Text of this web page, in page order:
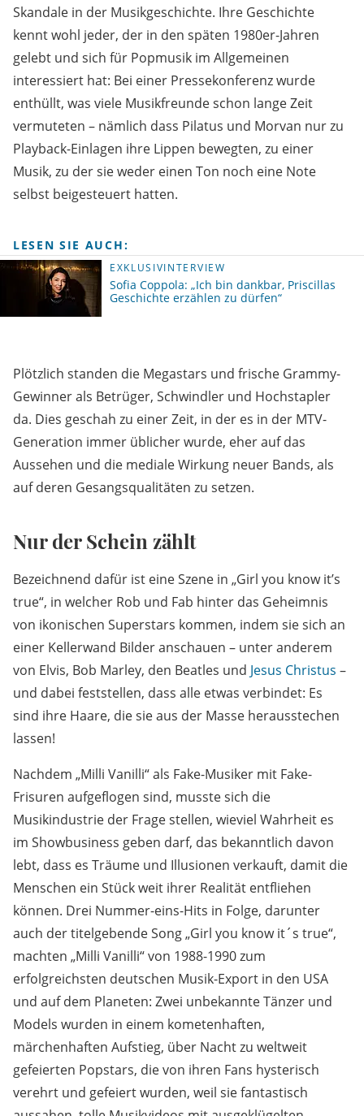
Skandale in der Musikgeschichte. Ihre Geschichte
kennt wohl jeder, der in den späten 1980er-Jahren
gelebt und sich für Popmusik im Allgemeinen
interessiert hat: Bei einer Pressekonferenz wurde
enthüllt, was viele Musikfreunde schon lange Zeit
vermuteten – nämlich dass Pilatus und Morvan nur zu
Playback-Einlagen ihre Lippen bewegten, zu einer
Musik, zu der sie weder einen Ton noch eine Note
selbst beigesteuert hatten.
LESEN SIE AUCH:
EXKLUSIVINTERVIEW
Sofia Coppola: „Ich bin dankbar, Priscillas
Geschichte erzählen zu dürfen“
Plötzlich standen die Megastars und frische Grammy-
Gewinner als Betrüger, Schwindler und Hochstapler
da. Dies geschah zu einer Zeit, in der es in der MTV-
Generation immer üblicher wurde, eher auf das
Aussehen und die mediale Wirkung neuer Bands, als
auf deren Gesangsqualitäten zu setzen.
Nur der Schein zählt
Bezeichnend dafür ist eine Szene in „Girl you know it’s
true“, in welcher Rob und Fab hinter das Geheimnis
von ikonischen Superstars kommen, indem sie sich an
einer Kellerwand Bilder anschauen – unter anderem
von Elvis, Bob Marley, den Beatles und Jesus Christus –
und dabei feststellen, dass alle etwas verbindet: Es
sind ihre Haare, die sie aus der Masse herausstechen
lassen!
Nachdem „Milli Vanilli“ als Fake-Musiker mit Fake-
Frisuren aufgeflogen sind, musste sich die
Musikindustrie der Frage stellen, wieviel Wahrheit es
im Showbusiness geben darf, das bekanntlich davon
lebt, dass es Träume und Illusionen verkauft, damit die
Menschen ein Stück weit ihrer Realität entfliehen
können. Drei Nummer-eins-Hits in Folge, darunter
auch der titelgebende Song „Girl you know it´s true“,
machten „Milli Vanilli“ von 1988-1990 zum
erfolgreichsten deutschen Musik-Export in den USA
und auf dem Planeten: Zwei unbekannte Tänzer und
Models wurden in einem kometenhaften,
märchenhaften Aufstieg, über Nacht zu weltweit
gefeierten Popstars, die von ihren Fans hysterisch
verehrt und gefeiert wurden, weil sie fantastisch